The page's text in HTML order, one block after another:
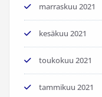
marraskuu 2021
kesäkuu 2021
toukokuu 2021
tammikuu 2021